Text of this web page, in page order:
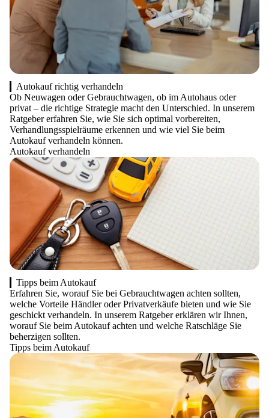
Autokauf richtig verhandeln
Ob Neuwagen oder Gebrauchtwagen, ob im Autohaus oder
privat – die richtige Strategie macht den Unterschied. In unserem
Ratgeber erfahren Sie, wie Sie sich optimal vorbereiten,
Verhandlungsspielräume erkennen und wie viel Sie beim
Autokauf verhandeln können.
Autokauf verhandeln
Tipps beim Autokauf
Erfahren Sie, worauf Sie bei Gebrauchtwagen achten sollten,
welche Vorteile Händler oder Privatverkäufe bieten und wie Sie
geschickt verhandeln. In unserem Ratgeber erklären wir Ihnen,
worauf Sie beim Autokauf achten und welche Ratschläge Sie
beherzigen sollten.
Tipps beim Autokauf